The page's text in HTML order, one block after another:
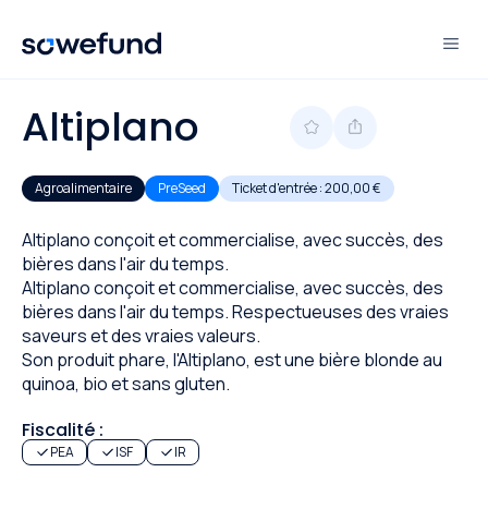
Altiplano
Agroalimentaire PreSeed Ticket d'entrée :200,00 €
Fiscalité :
PEA ISF IR
Altiplano conçoit et commercialise, avec succès, des
bières dans l'air du temps.
Altiplano conçoit et commercialise, avec succès, des
bières dans l'air du temps. Respectueuses des vraies
saveurs et des vraies valeurs.
Son produit phare, l'Altiplano, est une bière blonde au
quinoa, bio et sans gluten.